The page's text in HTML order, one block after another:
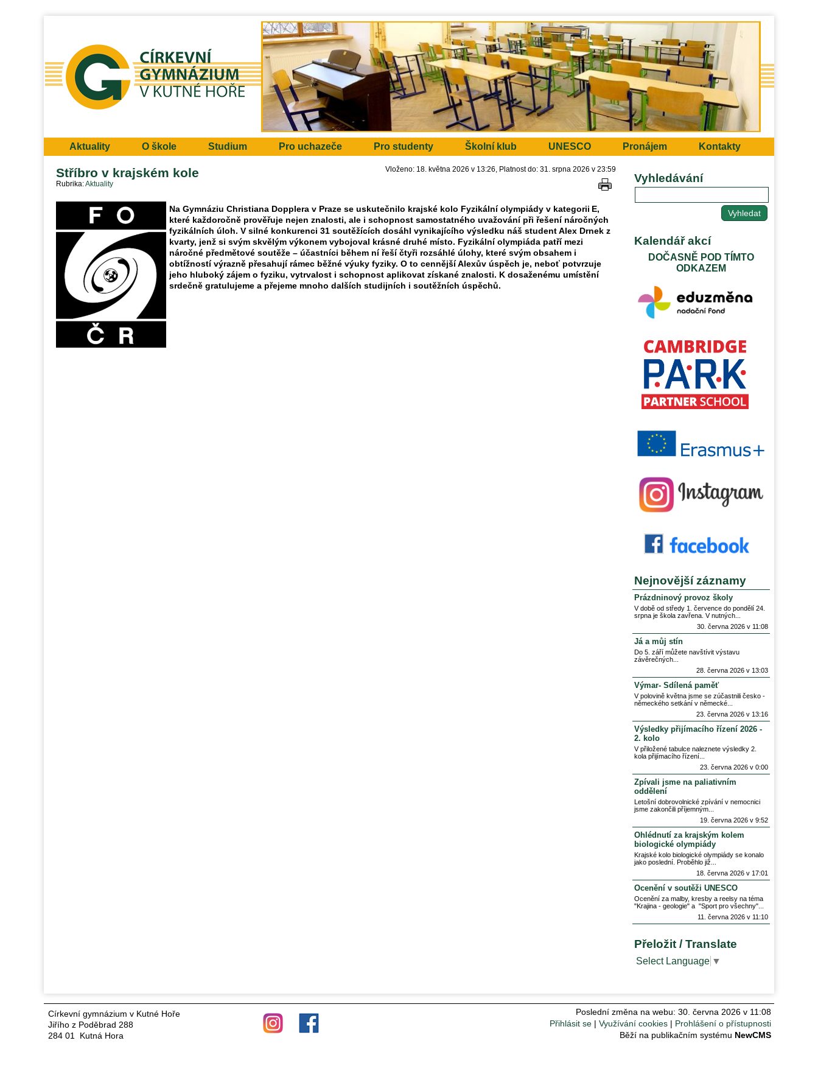
Aktuality O škole Studium Pro uchazeče Pro studenty Školní klub UNESCO Pronájem Kontakty
Stříbro v krajském kole
Rubrika Aktuality
Vloženo: 18. května 2026 v 13:26 Platnost do: 31. srpna 2026 v 23:59
Na Gymnáziu Christiana Dopplera v Praze se uskutečnilo krajské kolo Fyzikální olympiády v kategorii E,
které každoročně prověřuje nejen znalosti, ale i schopnost samostatného uvažování při řešení náročných
fyzikálních úloh. V silné konkurenci 31 soutěžících dosáhl vynikajícího výsledku náš studentAlex Drnek z
kvarty, jenž si svým skvělým výkonem vybojoval krásnédruhé místo. Fyzikální olympiáda patří mezi
náročné předmětové soutěže – účastníci během ní řeší čtyři rozsáhlé úlohy, které svým obsahem i
obtížností výrazně přesahují rámec běžné výuky fyziky. O to cennější Alexův úspěch je, neboť potvrzuje
jeho hluboký zájem o fyziku, vytrvalost i schopnost aplikovat získané znalosti. K dosaženému umístění
srdečně gratulujeme a přejeme mnoho dalších studijních i soutěžních úspěchů.
Vyhledávání
Kalendář akcí
DOČASNĚ POD TÍMTO
ODKAZEM
Nejnovější záznamy
Prázdninový provoz školy
V době od středy 1. července do pondělí 24.
srpna je škola zavřena. V nutných
30. června 2026 v 11:08
Já a můj stín
Do 5. září můžete navštívit výstavu
závěrečných
28. června 2026 v 13:03
Výmar- Sdílená paměť
V polovině května jsme se zúčastnili česko -
německého setkání v německé
23. června 2026 v 13:16
Výsledky přijímacího řízení 2026 -
2. kolo
V přiložené tabulce naleznete výsledky 2.
kola přijímacího řízení
23. června 2026 v 0:00
Zpívali jsme na paliativním
oddělení
Letošní dobrovolnické zpívání v nemocnici
jsme zakončili příjemným
19. června 2026 v 9:52
Ohlédnutí za krajským kolem
biologické olympiády
Krajské kolo biologické olympiády se konalo
jako poslední. Proběhlo již
18. června 2026 v 17:01
Ocenění v soutěži UNESCO
Ocenění za malby, kresby a reelsy na téma
"Krajina - geologie" a "Sport pro všechny"
11. června 2026 v 11:10
Přeložit / Translate
Select Language ▼
Církevní gymnázium v Kutné Hoře
Jiřího z Poděbrad 288
284 01 Kutná Hora
Poslední změna na webu: 30. června 2026 v 11:08
Přihlásit se
Využívání cookies
Prohlášení o přístupnosti
Běží na publikačním systému NewCMS